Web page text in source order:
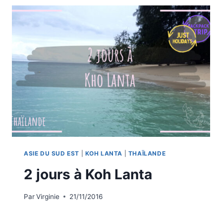
EN
PLAGES
AVENTURES
DEUX
ASIE DU SUD EST KOH LANTA THAÏLANDE
2 jours à Koh Lanta
ParVirginie 21/11/2016